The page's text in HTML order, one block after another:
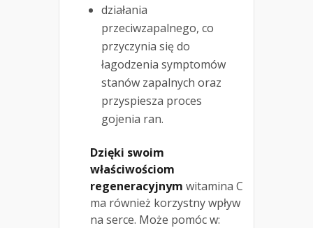
działania
przeciwzapalnego, co
przyczynia się do
łagodzenia symptomów
stanów zapalnych oraz
przyspiesza proces
gojenia ran.
Dzięki swoim
właściwościom
regeneracyjnym witamina C
ma również korzystny wpływ
na serce. Może pomóc w: